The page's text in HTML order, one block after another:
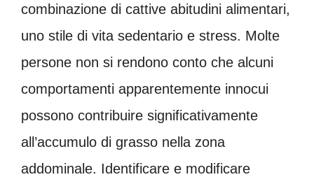
combinazione di cattive abitudini alimentari,
uno stile di vita sedentario e stress. Molte
persone non si rendono conto che alcuni
comportamenti apparentemente innocui
possono contribuire significativamente
all’accumulo di grasso nella zona
addominale. Identificare e modificare